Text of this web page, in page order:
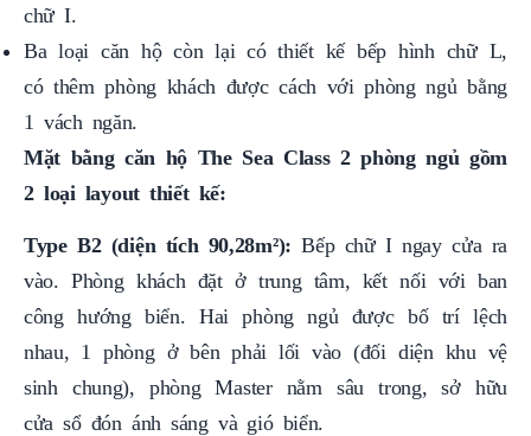
chữ I.
Ba loại căn hộ còn lại có thiết kế bếp hình chữ L,
có thêm phòng khách được cách với phòng ngủ bằng
1 vách ngăn.
Mặt bằng căn hộ The Sea Class 2 phòng ngủ gồm
2 loại layout thiết kế:
Type B2 (diện tích 90,28m²):Bếp chữ I ngay cửa ra
vào. Phòng khách đặt ở trung tâm, kết nối với ban
công hướng biển. Hai phòng ngủ được bố trí lệch
nhau, 1 phòng ở bên phải lối vào (đối diện khu vệ
sinh chung), phòng Master nằm sâu trong, sở hữu
cửa sổ đón ánh sáng và gió biển.